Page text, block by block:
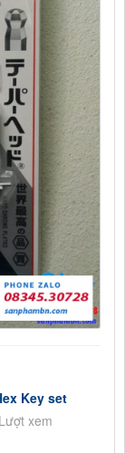
Key set
xem